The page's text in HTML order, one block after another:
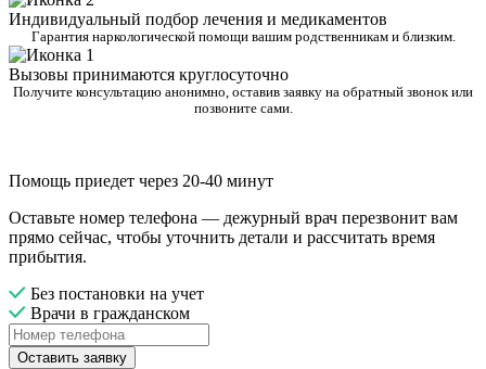
Индивидуальный подбор лечения и медикаментов
Гарантия наркологической помощи вашим родственникам и близким.
Вызовы принимаются круглосуточно
Получите консультацию анонимно, оставив заявку на обратный звонок или
позвоните сами.
Помощь приедет через 20-40 минут
Оставьте номер телефона — дежурный врач перезвонит вам
прямо сейчас, чтобы уточнить детали и рассчитать время
прибытия.
Без постановки на учет
Врачи в гражданском
Оставить заявку